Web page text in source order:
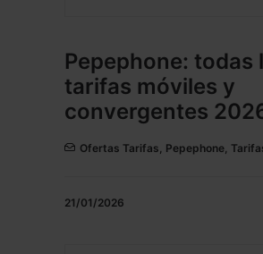
Pepephone: todas
tarifas móviles y
convergentes
Ofertas Tarifas, Pepephone,
21/01/2026